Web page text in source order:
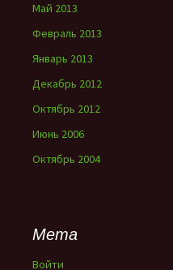
Май 2013
Февраль 2013
Январь 2013
Декабрь 2012
Октябрь 2012
Июнь 2006
Октябрь 2004
Мета
Войти